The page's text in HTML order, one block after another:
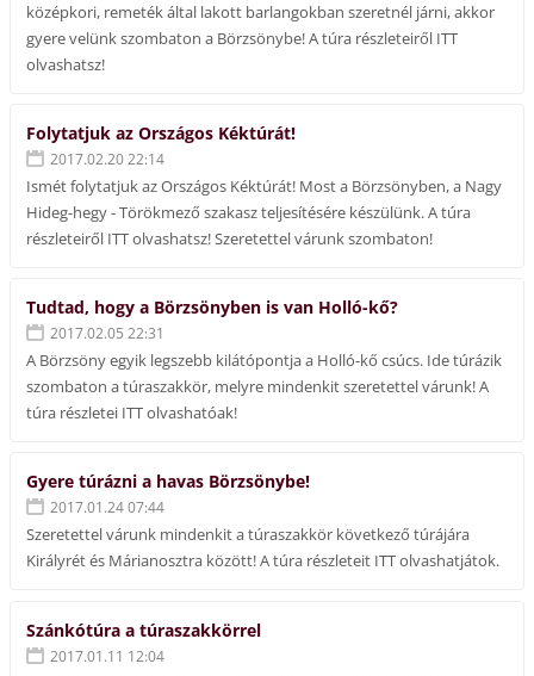
középkori, remeték által lakott barlangokban szeretnél járni, akkor
gyere velünk szombaton a Börzsönybe! A túra részleteiről ITT
olvashatsz!
Folytatjuk az Országos Kéktúrát!
2017.02.20 22:14
Ismét folytatjuk az Országos Kéktúrát! Most a Börzsönyben, a Nagy
Hideg-hegy - Törökmező szakasz teljesítésére készülünk. A túra
részleteiről ITT olvashatsz! Szeretettel várunk szombaton!
Tudtad, hogy a Börzsönyben is van Holló-kő?
2017.02.05 22:31
A Börzsöny egyik legszebb kilátópontja a Holló-kő csúcs. Ide túrázik
szombaton a túraszakkör, melyre mindenkit szeretettel várunk! A
túra részletei ITT olvashatóak!
Gyere túrázni a havas Börzsönybe!
2017.01.24 07:44
Szeretettel várunk mindenkit a túraszakkör következő túrájára
Királyrét és Márianosztra között! A túra részleteit ITT olvashatjátok.
Szánkótúra a túraszakkörrel
2017.01.11 12:04